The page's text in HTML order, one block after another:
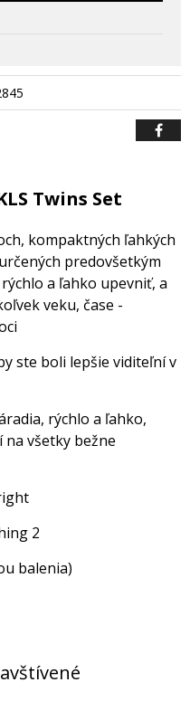
Twins Set
kompaktných ľahkých
predovšetkým
a ľahko upevniť, a
veku, čase -
ste boli lepšie viditeľní v
rýchlo a ľahko,
na všetky bežne
2
balenia)